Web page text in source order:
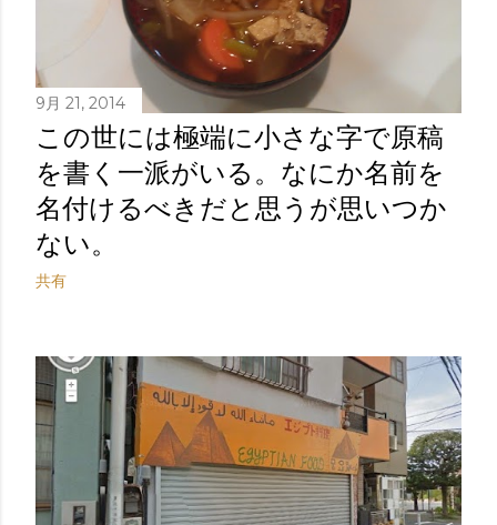
9月 21, 2014
この世には極端に小さな字で原稿
を書く一派がいる。なにか名前を
名付けるべきだと思うが思いつか
ない。
共有